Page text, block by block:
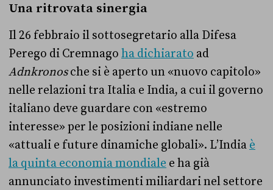
Una ritrovata sinergia
Il 26 febbraio il sottosegretario alla Difesa
Perego di Cremnago ha dichiarato ad
Adnkronosche si è aperto un «nuovo capitolo»
nelle relazioni tra Italia e India, a cui il governo
italiano deve guardare con «estremo
interesse» per le posizioni indiane nelle
«attuali e future dinamiche globali». L’India è
la quinta economia mondiale e ha già
annunciato investimenti miliardari nel settore